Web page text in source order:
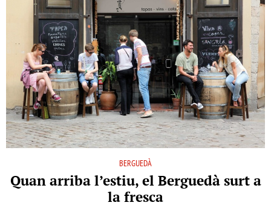
BERGUEDÀ
Quan arriba l’estiu, el Berguedà surt a
la fresca